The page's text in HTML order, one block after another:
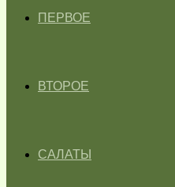
ПЕРВОЕ
ВТОРОЕ
САЛАТЫ